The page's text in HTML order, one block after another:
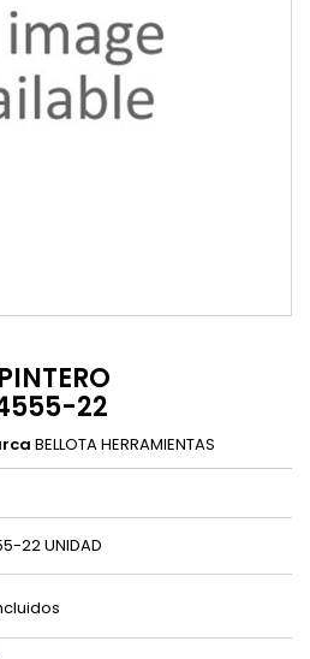
22
BELLOTA HERRAMIENTAS
22 UNIDAD